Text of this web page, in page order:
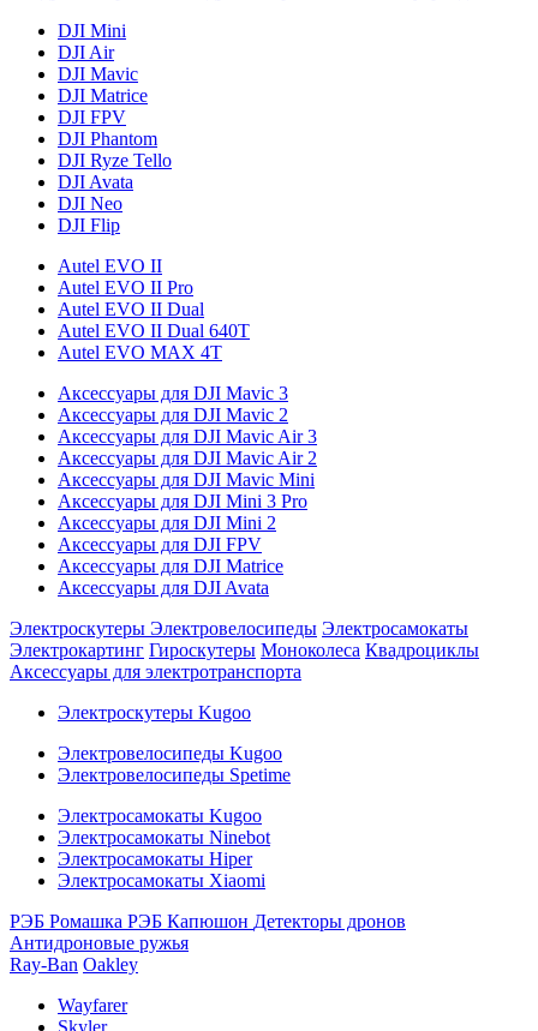
DJI Mini
DJI Air
DJI Mavic
DJI Matrice
DJI FPV
DJI Phantom
DJI Ryze Tello
DJI Avata
DJI Neo
DJI Flip
Autel EVO II
Autel EVO II Pro
Autel EVO II Dual
Autel EVO II Dual 640T
Autel EVO MAX 4T
Аксессуары для DJI Mavic 3
Аксессуары для DJI Mavic 2
Аксессуары для DJI Mavic Air 3
Аксессуары для DJI Mavic Air 2
Аксессуары для DJI Mavic Mini
Аксессуары для DJI Mini 3 Pro
Аксессуары для DJI Mini 2
Аксессуары для DJI FPV
Аксессуары для DJI Matrice
Аксессуары для DJI Avata
Электроскутеры Электровелосипеды Электросамокаты
Электрокартинг Гироскутеры Моноколеса Квадроциклы
Аксессуары для электротранспорта
Электроскутеры Kugoo
Электровелосипеды Kugoo
Электровелосипеды Spetime
Электросамокаты Kugoo
Электросамокаты Ninebot
Электросамокаты Hiper
Электросамокаты Xiaomi
РЭБ Ромашка РЭБ Капюшон Детекторы дронов
Антидроновые ружья
Ray-Ban Oakley
Wayfarer
Skyler